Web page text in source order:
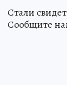
Стали
Сообщите